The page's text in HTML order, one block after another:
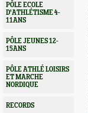
PÔLE ECOLE
D'ATHLÉTISME 4-
11ANS
PÔLE JEUNES 12-
15ANS
PÔLE ATHLÉ LOISIRS
ET MARCHE
NORDIQUE
RECORDS